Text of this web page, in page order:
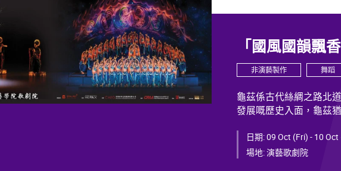
「國風國韻飄
非演藝製作 舞蹈
龜茲係古代絲綢之路北
發展嘅歷史入面，龜茲
千年以來，龜茲文化
日期:09 Oct (Fri) - 10
場地:演藝歌劇院